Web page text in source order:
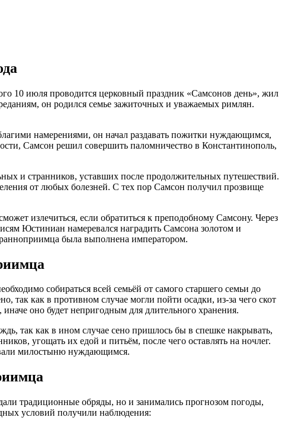
10 июля проводится церковный праздник «Самсонов день», жил
он родился семье зажиточных и уважаемых римлян.
намерениями, он начал раздавать пожитки нуждающимся,
Самсон решил совершить паломничество в Константинополь,
и странников, уставших после продолжительных путешествий.
от любых болезней. С тех пор Самсон получил прозвище
излечиться, если обратиться к преподобному Самсону. Через
Юстиниан намеревался наградить Самсона золотом и
была выполнена императором.
собираться всей семьёй от самого старшего семьи до
так как в противном случае могли пойти осадки, из-за чего скот
оно будет непригодным для длительного хранения.
так как в ином случае сено пришлось бы в спешке накрывать,
угощать их едой и питьём, после чего оставлять на ночлег.
милостыню нуждающимся.
традиционные обряды, но и занимались прогнозом погоды,
условий получили наблюдения: